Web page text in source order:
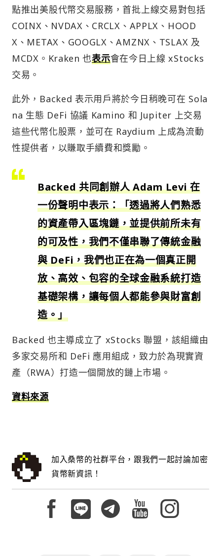
點推出美股代幣交易服務，首批上線交易對包括
COINX、NVDAX、CRCLX、APPLX、HOOD
X、METAX、GOOGLX、AMZNX、TSLAX 及
MCDX。Kraken 也表示會在今日上線 xStocks
交易。
此外，Backed 表示用戶將於今日稍晚可在 Sola
na 生態 DeFi 協議 Kamino 和 Jupiter 上交易
這些代幣化股票，並可在 Raydium 上成為流動
性提供者，以賺取手續費和獎勵。
Backed 共同創辦人 Adam Levi 在
一份聲明中表示：「透過將人們熟悉
的資產帶入區塊鏈，並提供前所未有
的可及性，我們不僅串聯了傳統金融
與 DeFi，我們也正在為一個真正開
放、高效、包容的全球金融系統打造
基礎架構，讓每個人都能參與財富創
造。」
Backed 也主導成立了 xStocks 聯盟，該組織由
多家交易所和 DeFi 應用組成，致力於為現實資
產（RWA）打造一個開放的鏈上市場。
資料來源
加入桑幣的社群平台，跟我們一起討論加密
貨幣新資訊！